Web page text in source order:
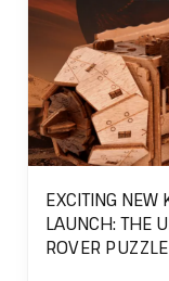
EXCITING NEW
LAUNCH: THE
ROVER